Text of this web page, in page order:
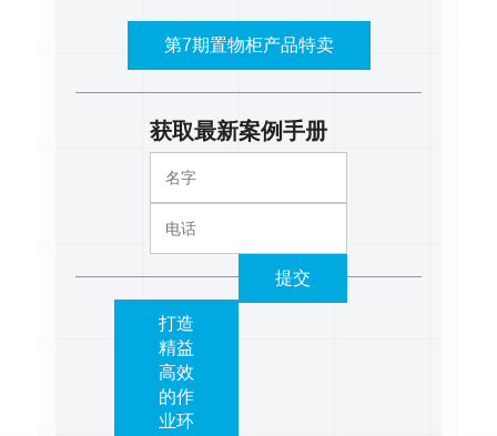
第7期置物柜产品特卖
获取最新案例手册
提交
打造
精益
高效
的作
业环